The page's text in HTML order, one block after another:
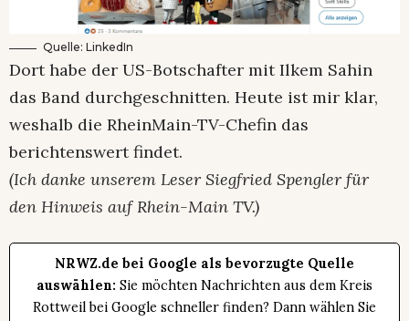
Quelle: LinkedIn
Dort habe der US-Botschafter mit Ilkem Sahin
das Band durchgeschnitten. Heute ist mir klar,
weshalb die RheinMain-TV-Chefin das
berichtenswert findet.
(Ich danke unserem Leser Siegfried Spengler für
den Hinweis auf Rhein-Main TV.)
NRWZ.de bei Google als bevorzugte Quelle
auswählen: Sie möchten Nachrichten aus dem Kreis
Rottweil bei Google schneller finden? Dann wählen Sie